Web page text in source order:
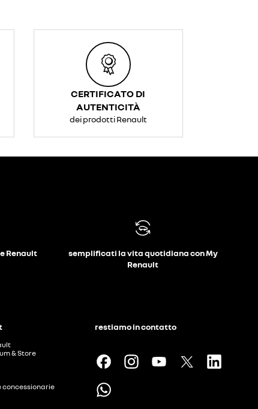
CERTIFICATO DI
AUTENTICITÀ
dei prodotti Renault
Renault
semplificati la vita quotidiana con My
Renault
& Store
concessionarie
restiamo in contatto